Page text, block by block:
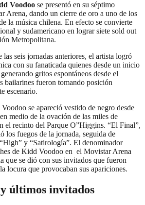
Voodoo se presentó en su séptimo
Arena, dando un cierre de oro a uno de los
la música chilena. En efecto se convierte
y sudamericano en lograr siete sold out
Metropolitana.
seis jornadas anteriores, el artista logró
con su fanaticada quienes desde un inicio
gritos espontáneos desde el
bailarines fueron tomando posición
escenario.
se apareció vestido de negro desde
medio de la ovación de las miles de
el recinto del Parque O”Higgins. “El Final”,
los fuegos de la jornada, seguida de
y “Satirología”. El denominador
de Kidd Voodoo en el Movistar Arena
que se dió con sus invitados que fueron
locura que provocaban sus apariciones.
últimos invitados